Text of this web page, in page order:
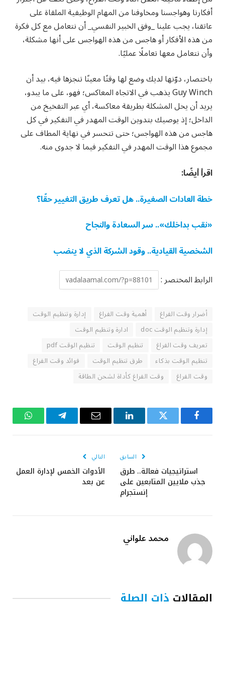
أفكارنا وهواجسنا ومخاوفنا من المهام الوظيفية الملقاة على
عاتقنا، يجب علينا _وفق الخبير النفسي_ أن نتعامل مع كل فكرة
من هذه الأفكار أو هاجس من هذه الهواجس على أنها مشكلة،
وأن نتعامل معها تعاملًا عمليًا.
باختصار، دوّنها لديك وضع لها وقتًا معينًا تنجزها فيه، بيد أن
Guy Winch يذهب في الاتجاه المعاكس؛ فهو، على ما يبدو،
يريد أن يحل المشكلة بطريقة معاكسة، أي عبر التفخيخ من
الداخل؛ إذ يوصيك بتدوين الوقت المهدر في التفكير في كل
هاجس من هذه الهواجس؛ حتى تتحسر في نهاية المطاف على
مجموع هذا الوقت المهدر في التفكير فيما لا جدوى منه.
اقرأ أيضًا:
خطة العادات الصغيرة.. هل تعرف طريق التغيير حقًا؟
«نقب بداخلك».. سر السعادة والنجاح
الشخصية القيادية.. وقود الشركة الذي لا ينضب
الرابط المختصر :
أضرار وقت الفراغ أهمية وقت الفراغ
إدارة وتنظيم الوقت
إدارة وتنظيم الوقت doc
ادارة وتنظيم الوقت
تعريف وقت الفراغ
تنظيم الوقت
تنظيم الوقت pdf
تنظيم الوقت بذكاء
طرق تنظيم الوقت
فوائد وقت الفراغ
وقت الفراغ
وقت الفراغ كأداة لشحن الطاقة
فيسبوك تويتر لينكدإن
البريد
تيلقرام واتساب
السابق
استراتيجيات فعالة.. طرق
جذب ملايين المتابعين على
إنستجرام
التالي
الأدوات الخمس لإدارة العمل
عن بعد
محمد علواني
المقالات ذات الصلة